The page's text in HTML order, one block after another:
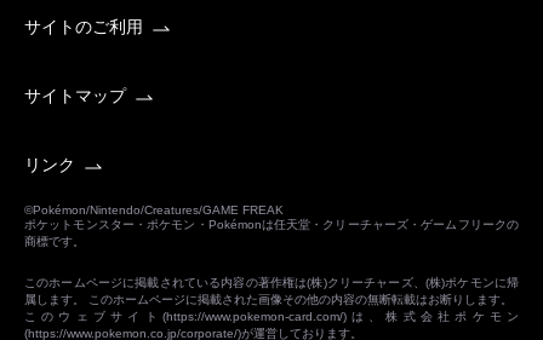
サイトのご利用
サイトマップ
リンク
©Pokémon/Nintendo/Creatures/GAME FREAK
ポケットモンスター・ポケモン・Pokémonは任天堂・クリーチャーズ・ゲームフリークの
商標です。
このホームページに掲載されている内容の著作権は(株)クリーチャーズ、(株)ポケモンに帰
属します。 このホームページに掲載された画像その他の内容の無断転載はお断りします。
このウェブサイト(https://www.pokemon-card.com/)は、株式会社ポケモン
(https://www.pokemon.co.jp/corporate/)が運営しております。